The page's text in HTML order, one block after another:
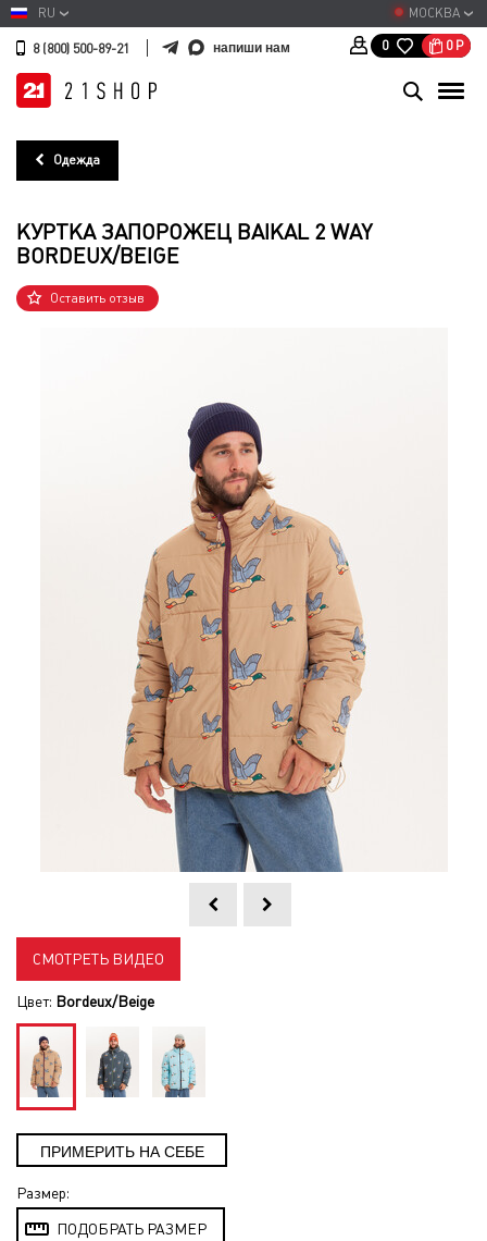
МОСКВА
RU
8 (800) 500-89-21 напиши нам 0 0 Р
Одежда
КУРТКА ЗАПОРОЖЕЦ BAIKAL 2 WAY
BORDEUX/BEIGE
Оставить отзыв
СМОТРЕТЬ ВИДЕО
Цвет: Bordeux/Beige
Размер:
ПОДОБРАТЬ РАЗМЕР